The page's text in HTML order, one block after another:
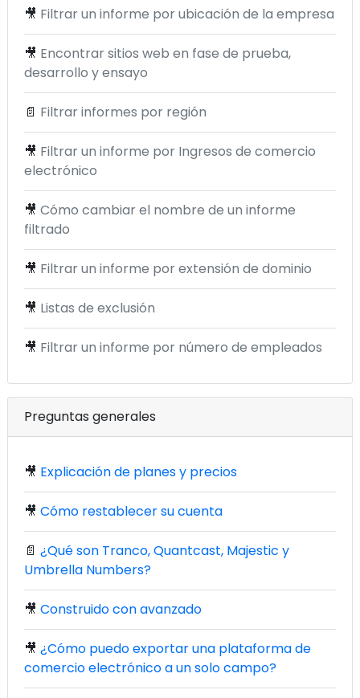
🎥 Filtrar un informe por ubicación de la empresa
🎥 Encontrar sitios web en fase de prueba,
desarrollo y ensayo
📄 Filtrar informes por región
🎥 Filtrar un informe por Ingresos de comercio
electrónico
🎥 Cómo cambiar el nombre de un informe
filtrado
🎥 Filtrar un informe por extensión de dominio
🎥 Listas de exclusión
🎥 Filtrar un informe por número de empleados
Preguntas generales
🎥 Explicación de planes y precios
🎥 Cómo restablecer su cuenta
📄 ¿Qué son Tranco, Quantcast, Majestic y
Umbrella Numbers?
🎥 Construido con avanzado
🎥 ¿Cómo puedo exportar una plataforma de
comercio electrónico a un solo campo?